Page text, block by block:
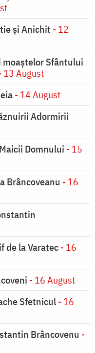
şi Anichit - 12
moaştelor Sfântului
13 August
- 14 August
Adormirii
Domnului - 15
Brâncoveanu - 16
de la Varatec- 16
- 16 August
Sfetnicul- 16
Brâncovenu -